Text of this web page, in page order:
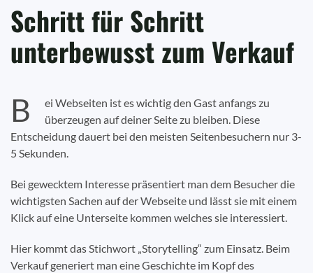
Schritt für Schritt
unterbewusst zum Verkauf
B
ei Webseiten ist es wichtig den Gast anfangs zu
überzeugen auf deiner Seite zu bleiben. Diese
Entscheidung dauert bei den meisten Seitenbesuchern nur 3-
5 Sekunden.
Bei gewecktem Interesse präsentiert man dem Besucher die
wichtigsten Sachen auf der Webseite und lässt sie mit einem
Klick auf eine Unterseite kommen welches sie interessiert.
Hier kommt das Stichwort „Storytelling“ zum Einsatz. Beim
Verkauf generiert man eine Geschichte im Kopf des